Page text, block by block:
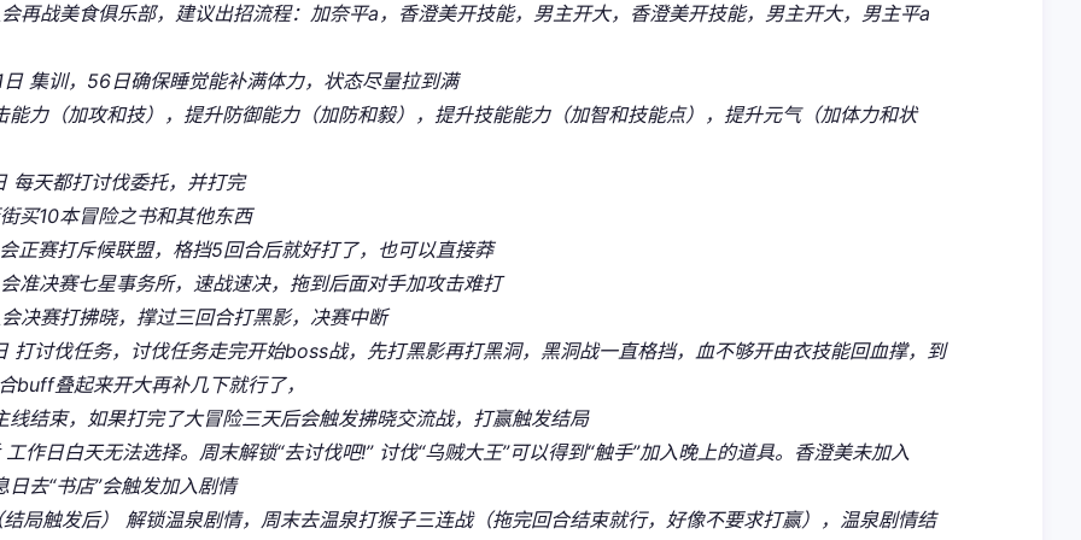
再战美食俱乐部，建议出招流程：加奈平a，香澄美开技能，男主开大，香澄美开技能，男主开大，男主平a
集训，56日确保睡觉能补满体力，状态尽量拉到满
能力（加攻和技），提升防御能力（加防和毅），提升技能能力（加智和技能点），提升元气（加体力和状
每天都打讨伐委托，并打完
买10本冒险之书和其他东西
正赛打斥候联盟，格挡5回合后就好打了，也可以直接莽
准决赛七星事务所，速战速决，拖到后面对手加攻击难打
决赛打拂晓，撑过三回合打黑影，决赛中断
打讨伐任务，讨伐任务走完开始boss战，先打黑影再打黑洞，黑洞战一直格挡，血不够开由衣技能回血撑，到
buff叠起来开大再补几下就行了，
线结束，如果打完了大冒险三天后会触发拂晓交流战，打赢触发结局
工作日白天无法选择。周末解锁“去讨伐吧!” 讨伐“乌贼大王”可以得到“触手”加入晚上的道具。香澄美未加入
日去“书店”会触发加入剧情
局触发后） 解锁温泉剧情，周末去温泉打猴子三连战（拖完回合结束就行，好像不要求打赢），温泉剧情结